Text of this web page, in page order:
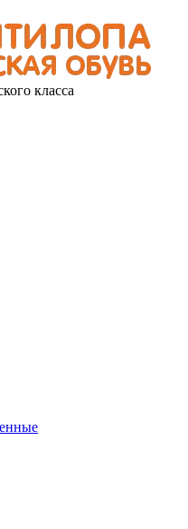
класса